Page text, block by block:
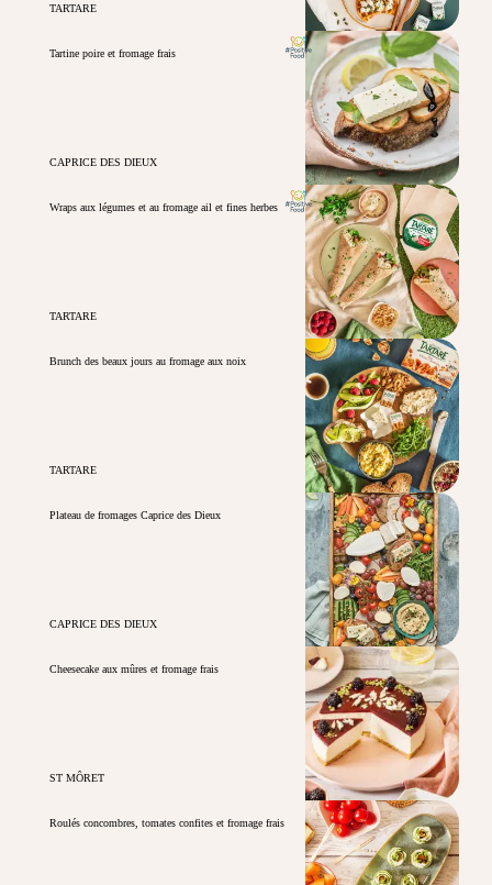
TARTARE
Tartine poire et fromage frais
CAPRICE DES DIEUX
Wraps aux légumes et au fromage ail et fines herbes
TARTARE
Brunch des beaux jours au fromage aux noix
TARTARE
Plateau de fromages Caprice des Dieux
CAPRICE DES DIEUX
Cheesecake aux mûres et fromage frais
ST MÔRET
Roulés concombres, tomates confites et fromage frais